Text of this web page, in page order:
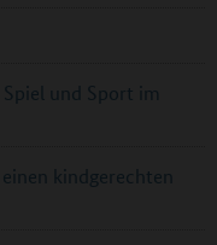
und Sport im
kindgerechten